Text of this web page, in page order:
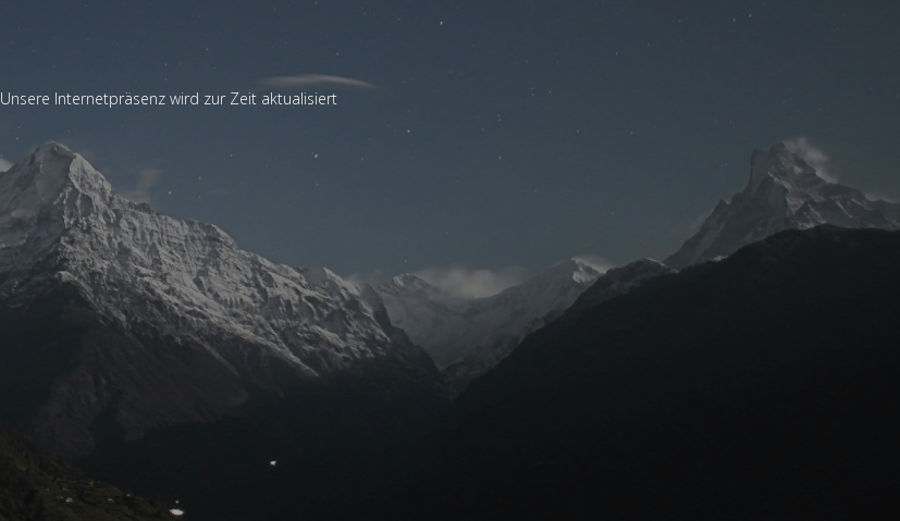
Unsere Internetpräsenz wird zur Zeit aktualisiert